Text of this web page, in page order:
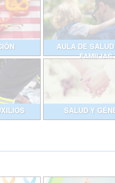
AULA DE
FAMILIAS
SALUD Y